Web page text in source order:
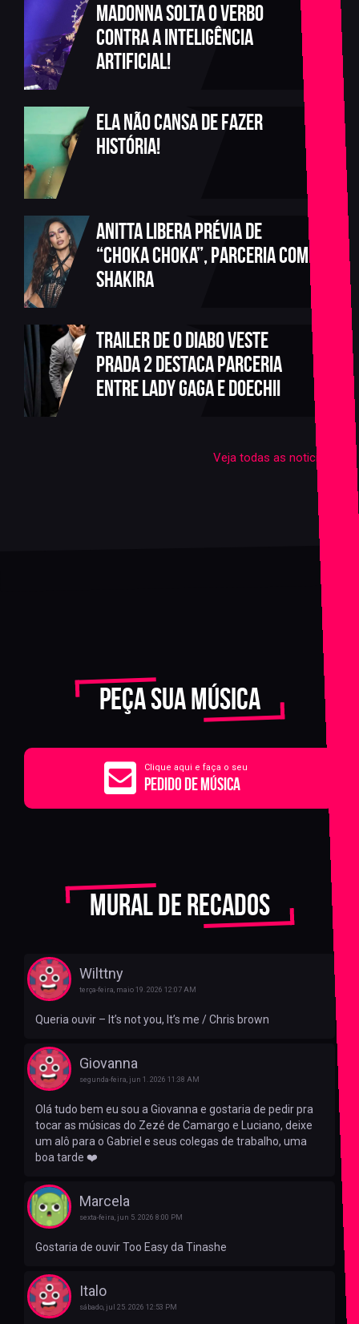
MADONNA SOLTA O VERBO
CONTRA A INTELIGÊNCIA
ARTIFICIAL!
ELA NÃO CANSA DE FAZER
HISTÓRIA!
Anitta libera prévia de
“CHOKA CHOKA”, parceria com
Shakira
Trailer de O Diabo Veste
Prada 2 destaca parceria
entre Lady Gaga e Doechii
Veja todas as noticias
Peça sua música
Clique aqui e faça o seu
Pedido de Música
Mural de Recados
Wilttny
terça-feira, maio 19. 2026 12:07 AM
Queria ouvir – It’s not you, It’s me / Chris brown
Giovanna
segunda-feira, jun 1. 2026 11:38 AM
Olá tudo bem eu sou a Giovanna e gostaria de pedir pra
tocar as músicas do Zezé de Camargo e Luciano, deixe
um alô para o Gabriel e seus colegas de trabalho, uma
boa tarde ❤️
Marcela
sexta-feira, jun 5. 2026 8:00 PM
Gostaria de ouvir Too Easy da Tinashe
Italo
sábado, jul 25. 2026 12:53 PM